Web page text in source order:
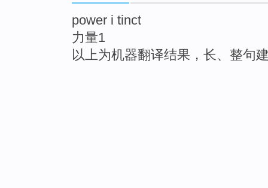
power i tinct
力量1
以上为机器翻译结果，长、整句